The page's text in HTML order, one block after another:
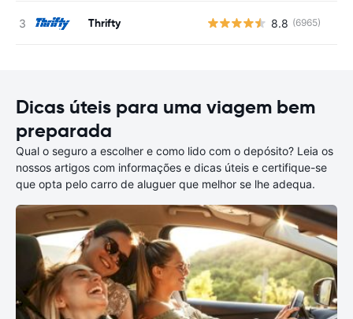
Thrifty 8.8 (6965)
Dicas úteis para uma viagem bem
preparada
Qual o seguro a escolher e como lido com o depósito? Leia os
nossos artigos com informações e dicas úteis e certifique-se
que opta pelo carro de aluguer que melhor se lhe adequa.